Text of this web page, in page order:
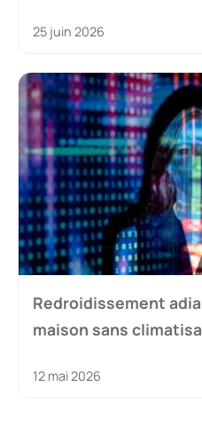
25 juin 2026
Redroidissement
maison sans
12 mai 2026